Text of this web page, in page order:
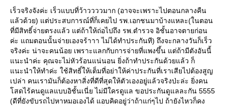
เร็วจริงจังค่ะ เร็วแบบที่ว้าววววมาก (อาจจะเพราะไปตอนกลางคืน
ล้วด้วย) แต่ประสบการณ์ที่ก็เคยไป รพ.เอกชนมาบ้างแหละ(ในตอน
ที่มีสิทธิ์จ่ายตรงแล้ว แต่ถ้าให้ถ่อไปถึง รพ.ตำรวจ อิชั้นอาจตายก่อน
ค่ะ แถมตอนนั้นจ่ายเองจร้าาา ไม่ได้ทำประกันที) ถึงจะกลางวันก็เร็ว
จริงค่ะ น่าจะคนน้อย เพราะแลกกับการจ่ายที่แพงขึ้น แต่ถ้ามีตังอันนี้
นะนำค่ะ คุณจะไม่หัวร้อนแน่นอน ยิ่งถ้าทำประกันด้วยแล้ว ก็
นะนำให้ทำค่ะ ใช้สิทธิ์ให้เต็มที่อย่าให้ค่าประกันที่เราเสียไปต้องสูญ
เปล่า คนเรามันก็ต้องหาสิ่งที่ดีที่สุดให้ตัวเองอยู่แล้วจริงป่ะล่ะ ยิ่งคน
สดไร้คนดูแลแบบอิชั้นเนี่ย ไม่มีใครดูแล ขอประกันดูแลละกัน 5555
(ดีที่ยังขับรถไปหาหมอเองได้ แอบคิดอยู่ว่าถ้าแก่ๆไป ถ้ายังไหวก็คง